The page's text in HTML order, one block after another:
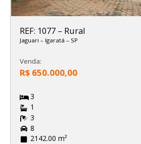
REF: 1077 – Rural
Jaguari – Igaratá – SP
Venda:
R$ 650.000,00
3
1
3
8
2142.00 m²